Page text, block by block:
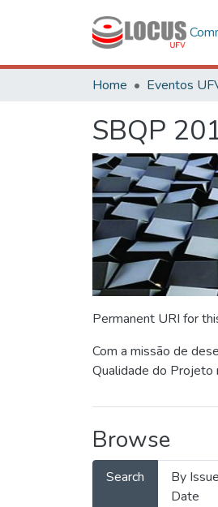
Home Eventos
SBQP
Permanent URI for
Com a missão de
Qualidade do Projeto
Browse
Search
By Issue
Date